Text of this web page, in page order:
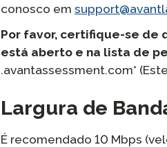
conosco em
Por favor, certifique-se de
está aberto e na lista de
.avantassessment.com*
Largura de
É recomendado 10 Mbps